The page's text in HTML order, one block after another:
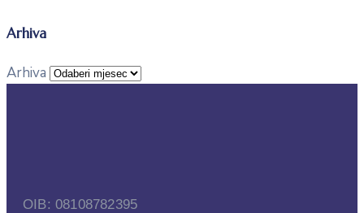
Arhiva
Arhiva
OIB: 08108782395